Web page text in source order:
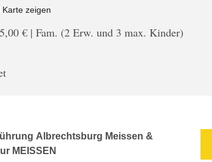
Karte zeigen
€ | Fam. (2 Erw. und 3 max. Kinder)
Albrechtsburg Meissen &
MEISSEN